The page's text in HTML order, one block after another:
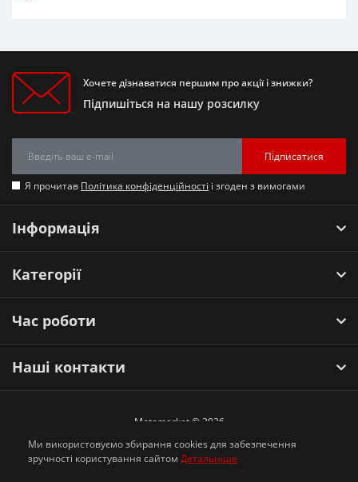
Хочете дізнаватися першим про акції і знижки?
Підпишіться на нашу розсилку
Підписатися
Я прочитав Політика конфіденційності і згоден з вимогами
Інформація
Категорії
Час роботи
Наші контакти
Motomarket © 2026
Ми використовуємо збирання cookies для забезпечення
зручності користування сайтом Детальніше